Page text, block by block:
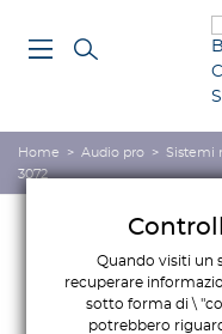
Home > Audio pro > Sistemi
3072
Quando visiti un
recuperare
sotto forma di \
potrebbero